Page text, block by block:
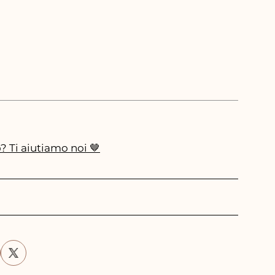
Ti aiutiamo noi 🤎
sul primo ordine, novità
Le nostre Gift Box,
creazioni esclusive